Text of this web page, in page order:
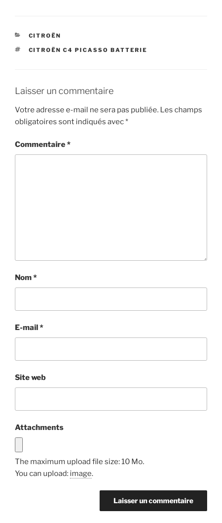
CATÉGORIES
CITROËN
ÉTIQUETTES
CITROËN C4 PICASSO BATTERIE
Laisser un commentaire
Votre adresse e-mail ne sera pas publiée. Les champs
obligatoires sont indiqués avec*
Commentaire*
Nom*
E-mail*
Site web
Attachments
The maximum upload file size: 10 Mo.
You can upload: image.